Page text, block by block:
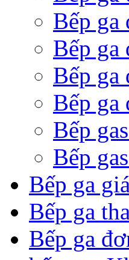
Bếp
Bếp ga
Bếp ga
Bếp ga
Bếp
Bếp
Bếp ga
Bếp ga
Bếp ga